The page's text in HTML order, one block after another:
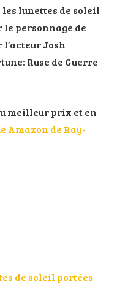
lunettes de soleil
personnage de
Josh
Ruse de Guerre
meilleur prix et en
Amazon de Ray-
de soleil portées